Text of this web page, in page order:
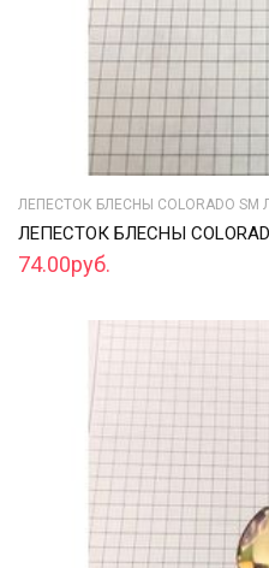
ЛЕПЕСТОК БЛЕСНЫ COLORADO SM
ЛЕПЕСТОК БЛЕСНЫ
74.00руб.